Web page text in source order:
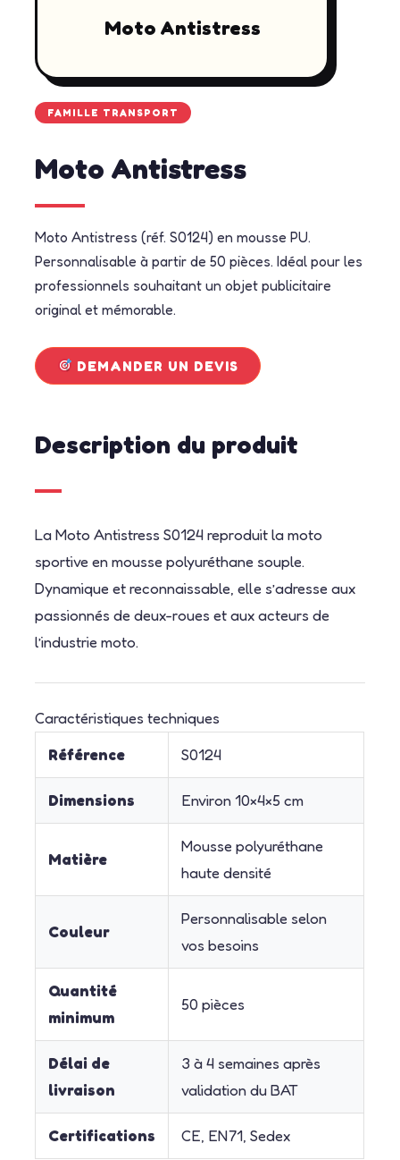
Moto Antistress
FAMILLE TRANSPORT
Moto Antistress
Moto Antistress (réf. S0124) en mousse PU.
Personnalisable à partir de 50 pièces. Idéal pour les
professionnels souhaitant un objet publicitaire
original et mémorable.
DEMANDER UN DEVIS
Description du produit
La Moto Antistress S0124 reproduit la moto
sportive en mousse polyuréthane souple.
Dynamique et reconnaissable, elle s’adresse aux
passionnés de deux-roues et aux acteurs de
l’industrie moto.
Caractéristiques techniques
Référence
S0124
Dimensions Environ 10×4×5 cm
Matière
Mousse polyuréthane
haute densité
Couleur
Personnalisable selon
vos besoins
Quantité
minimum
50 pièces
Délai de
livraison
3 à 4 semaines après
validation du BAT
Certifications CE, EN71, Sedex